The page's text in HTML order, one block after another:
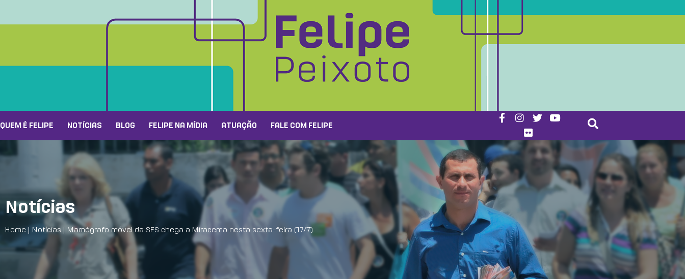
QUEM É FELIPE NOTÍCIAS BLOG FELIPE NA MÍDIA ATUAÇÃO FALE COM FELIPE
Notícias
Home | Notícias | Mamógrafo móvel da SES chega a Miracema nesta sexta-feira (17/7)